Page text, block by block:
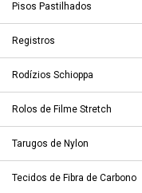
Pisos Pastilhados
Registros
Rodízios Schioppa
Rolos de Filme Stretch
Tarugos de Nylon
Tecidos de Fibra de Carbono